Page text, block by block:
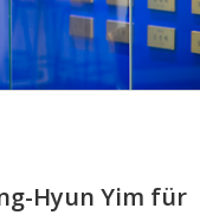
Hyun Yim für